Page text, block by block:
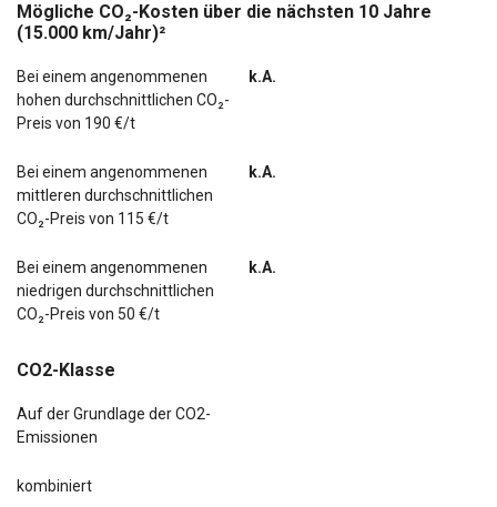
Mögliche CO₂-Kosten über die nächsten 10 Jahre
(15.000 km/Jahr)²
Bei einem angenommenen
hohen durchschnittlichen CO₂-
Preis von 190 €/t
k.A.
Bei einem angenommenen
mittleren durchschnittlichen
CO₂-Preis von 115 €/t
k.A.
Bei einem angenommenen
niedrigen durchschnittlichen
CO₂-Preis von 50 €/t
k.A.
CO2-Klasse
Auf der Grundlage der CO2-
Emissionen
kombiniert